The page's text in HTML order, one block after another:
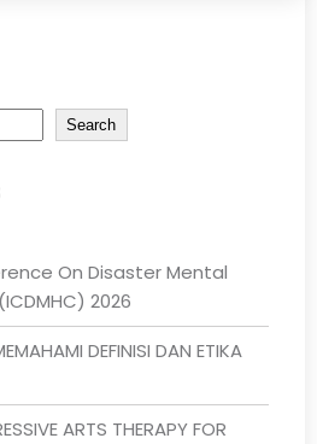
Search
On Disaster Mental
2026
DEFINISI DAN ETIKA
ARTS THERAPY FOR